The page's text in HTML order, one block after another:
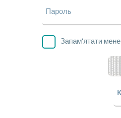
Запам'ятати мене